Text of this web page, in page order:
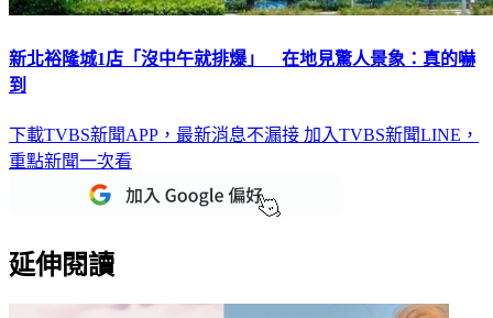
新北裕隆城1店「沒中午就排爆」 在地見驚人景象：真的嚇
到
下載TVBS新聞APP，最新消息不漏接 加入TVBS新聞LINE，
重點新聞一次看
延伸閱讀